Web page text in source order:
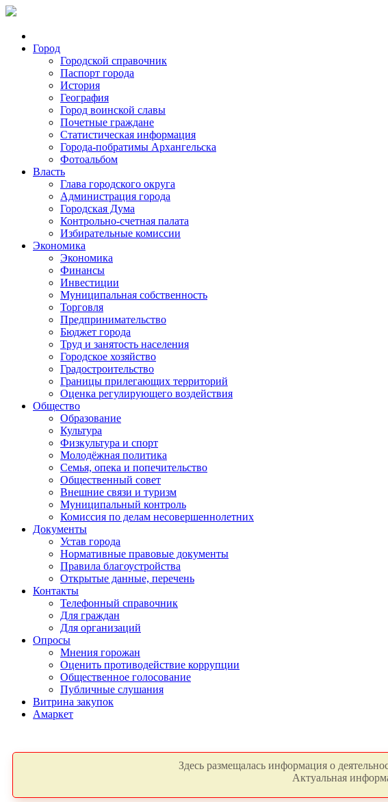
Город
Городской справочник
Паспорт города
История
География
Город воинской славы
Почетные граждане
Статистическая информация
Города-побратимы Архангельска
Фотоальбом
Власть
Глава городского округа
Администрация города
Городская Дума
Контрольно-счетная палата
Избирательные комиссии
Экономика
Экономика
Финансы
Инвестиции
Муниципальная собственность
Торговля
Предпринимательство
Бюджет города
Труд и занятость населения
Городское хозяйство
Градостроительство
Границы прилегающих территорий
Оценка регулирующего воздействия
Общество
Образование
Культура
Физкультура и спорт
Молодёжная политика
Семья, опека и попечительство
Общественный совет
Внешние связи и туризм
Муниципальный контроль
Комиссия по делам несовершеннолетних
Документы
Устав города
Нормативные правовые документы
Правила благоустройства
Открытые данные, перечень
Контакты
Телефонный справочник
Для граждан
Для организаций
Опросы
Мнения горожан
Оценить противодействие коррупции
Общественное голосование
Публичные слушания
Витрина закупок
Амаркет
Здесь размещалась информация о
Актуальная